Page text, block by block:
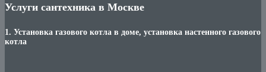
Услуги сантехника в Москве
1. Установка газового котла в доме, установка настенного газового
котла